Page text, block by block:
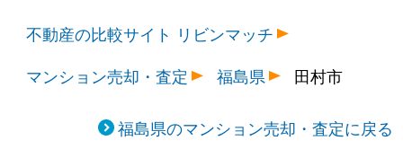
不動産の比較サイト リビンマッチ
マンション売却・査定
福島県 田村市
福島県のマンション売却・査定に戻る